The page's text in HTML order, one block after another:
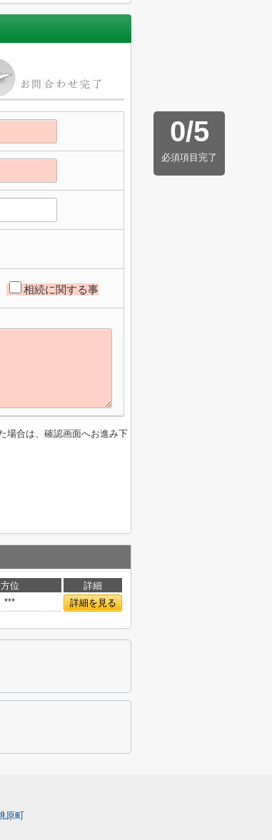
0/5
必須項目完了
相続に関する事
場合は、確認画面へお進み下
方位
詳細
*** 詳細を見る
原町